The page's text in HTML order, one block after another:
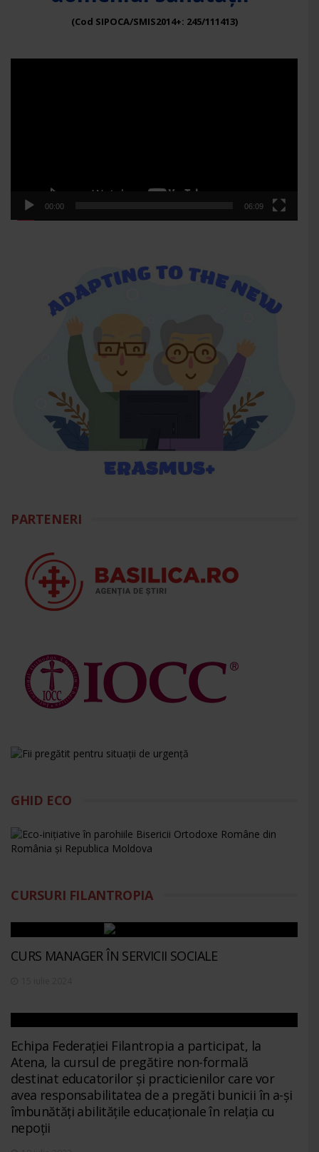
(Cod SIPOCA/SMIS2014+: 245/111413)
00:00 06:09
PARTENERI
GHID ECO
CURSURI FILANTROPIA
CURS MANAGER ÎN SERVICII SOCIALE
Echipa Federației Filantropia a participat, la
Atena, la cursul de pregătire non-formală
destinat educatorilor și practicienilor care vor
avea responsabilitatea de a pregăti bunicii în a-și
îmbunătăți abilitățile educaționale în relația cu
nepoții